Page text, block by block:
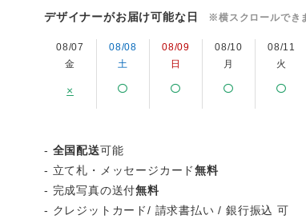
デザイナーがお届け可能な日 ※横スクロールでき
08/07
金
×
08/08
土
08/09
日
08/10
月
08/11
火
- 全国配送可能
- 立て札・メッセージカード無料
- 完成写真の送付無料
- クレジットカード/ 請求書払い / 銀行振込 可